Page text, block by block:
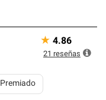
Premiado
★ 4.86
21 reseñas